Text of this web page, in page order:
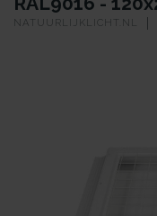
NATUURLIJKLICHT.NL